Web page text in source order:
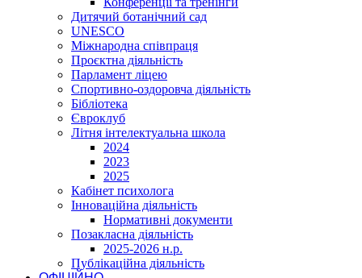
Дитячий ботанічний сад
UNESCO
Міжнародна співпраця
Проєктна діяльність
Парламент ліцею
Спортивно-оздоровча діяльність
Бібліотека
Євроклуб
Літня інтелектуальна школа
2024
2023
2025
Кабінет психолога
Інноваційна діяльність
Нормативні документи
Позакласна діяльність
2025-2026 н.р.
Публікаційна діяльність